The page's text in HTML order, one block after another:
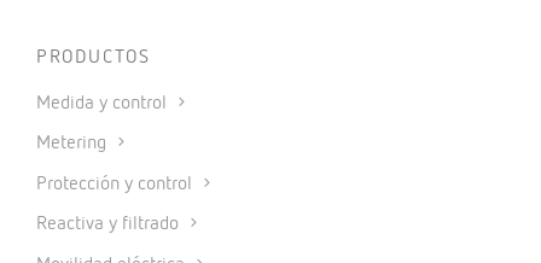
PRODUCTOS
Medida y control
Metering
Protección y control
Reactiva y filtrado